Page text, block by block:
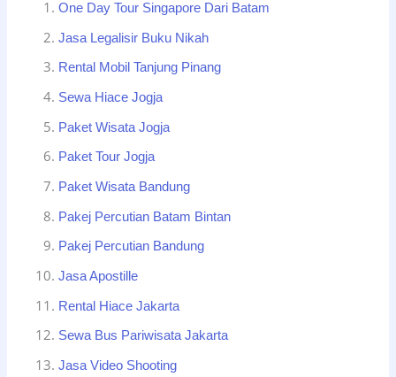
One Day Tour Singapore Dari Batam
Jasa Legalisir Buku Nikah
Rental Mobil Tanjung Pinang
Sewa Hiace Jogja
Paket Wisata Jogja
Paket Tour Jogja
Paket Wisata Bandung
Pakej Percutian Batam Bintan
Pakej Percutian Bandung
Jasa Apostille
Rental Hiace Jakarta
Sewa Bus Pariwisata Jakarta
Jasa Video Shooting